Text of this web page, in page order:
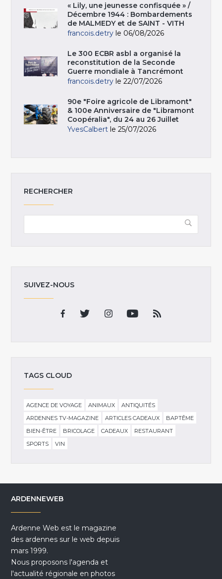
« Lily, une jeunesse confisquée » /
Décembre 1944 : Bombardements
de MALMEDY et de SAINT - VITH
francois.detry le 06/08/2026
Le 300 ECBR asbl a organisé la
reconstitution de la Seconde
Guerre mondiale à Tancrémont
francois.detry le 22/07/2026
90e "Foire agricole de Libramont"
& 100e Anniversaire de "Libramont
Coopéralia", du 24 au 26 Juillet
YvesCalbert le 25/07/2026
RECHERCHER
SUIVEZ-NOUS
TAGS CLOUD
AGENCE DE VOYAGE ANIMAUX
ANTIQUITÉS
ARDENNES TV-MAGAZINE
ARTICLES CADEAUX
BAPTÊME
BIEN-ÊTRE
BRICOLAGE CADEAUX
RESTAURANT
SPORTS
VIN
ARDENNEWEB
Ardenne Web est le magazine
des ardennes sur le web depuis
mars 1999.
Nous proposons l'agenda et
l'actualité régionale en photos